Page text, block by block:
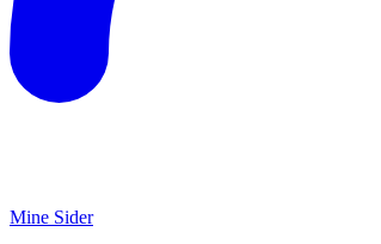
Mine Sider